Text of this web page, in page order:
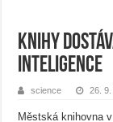
Knihy
inteligence
science 26.
Městská knihovna